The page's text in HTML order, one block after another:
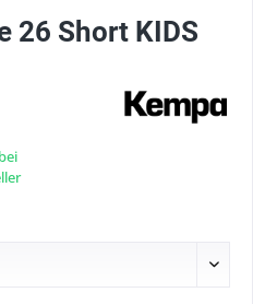
26 Short KIDS